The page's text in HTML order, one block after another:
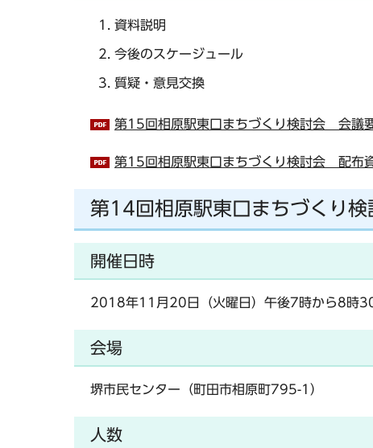
資料説明
今後のスケージュール
質疑・意見交換
第15回相原駅東口まちづくり検討会 会議
第15回相原駅東口まちづくり検討会 配布
第14回相原駅東口まちづくり検
開催日時
2018年11月20日（火曜日）午後7時から8時
会場
堺市民センター（町田市相原町795-1）
人数